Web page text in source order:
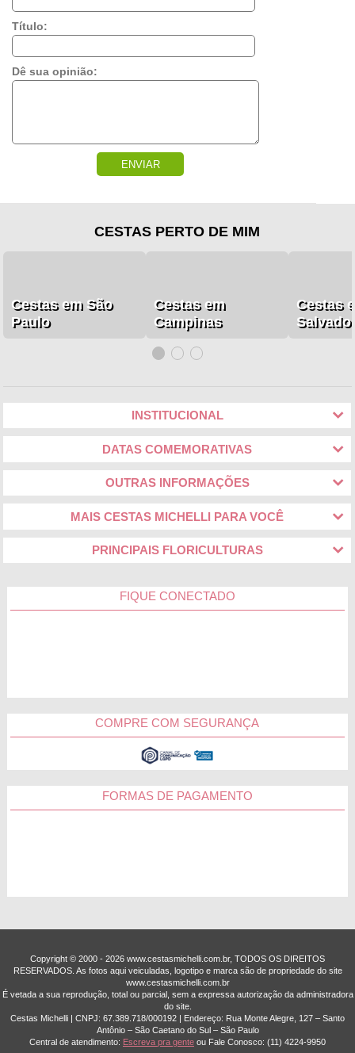
Título:
Dê sua opinião:
ENVIAR
CESTAS PERTO DE MIM
Cestas em São
Paulo
Cestas em
Campinas
Cestas
INSTITUCIONAL
DATAS COMEMORATIVAS
OUTRAS INFORMAÇÕES
MAIS CESTAS MICHELLI PARA VOCÊ
PRINCIPAIS FLORICULTURAS
FIQUE CONECTADO
COMPRE COM SEGURANÇA
FORMAS DE PAGAMENTO
Copyright © 2000 - ­2026 www.cestasmichelli.com.br, TODOS OS DIREITOS
RESERVADOS. As fotos aqui veiculadas, logotipo e marca são de propriedade do site
www.cestasmichelli.com.br
É vetada a sua reprodução, total ou parcial, sem a expressa autorização da administradora
do site.
Cestas Michelli | CNPJ: 67.389.718/0001­92 | Endereço: Rua Monte Alegre, 127 – Santo
Antônio – São Caetano do Sul – São Paulo
Central de atendimento: Escreva pra gente ou Fale Conosco: (11) 4224-9950